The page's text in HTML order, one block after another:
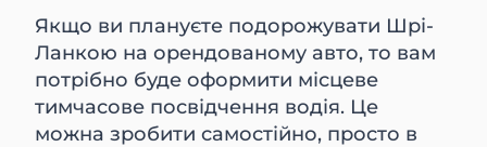
Якщо ви плануєте подорожувати Шрі-
Ланкою на орендованому авто, то вам
потрібно буде оформити місцеве
тимчасове посвідчення водія. Це
можна зробити самостійно, просто в